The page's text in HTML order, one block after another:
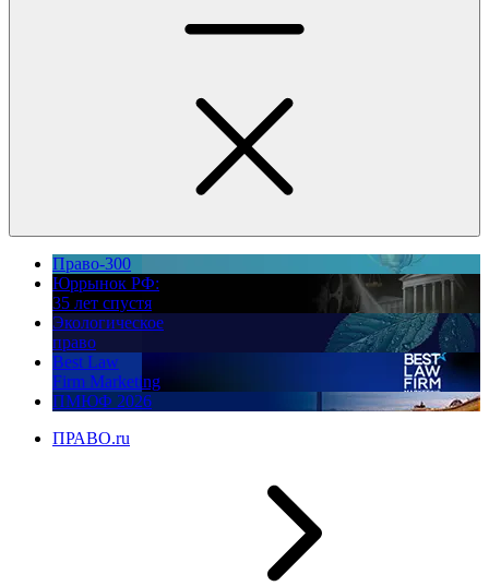
Право-300
Юррынок РФ:
35 лет спустя
Экологическое
право
Best Law
Firm Marketing
ПМЮФ 2026
ПРАВО.ru